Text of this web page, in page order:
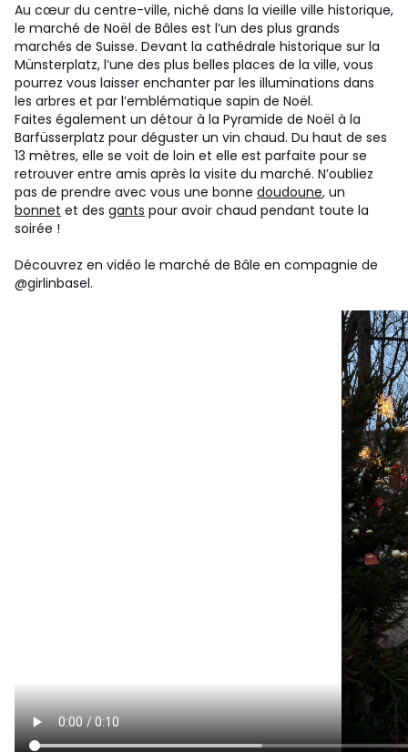
Au cœur du centre-ville, niché dans la vieille ville historique,
le marché de Noël de Bâles est l’un des plus grands
marchés de Suisse. Devant la cathédrale historique sur la
Münsterplatz, l’une des plus belles places de la ville, vous
pourrez vous laisser enchanter par les illuminations dans
les arbres et par l’emblématique sapin de Noël.
Faites également un détour à la Pyramide de Noël à la
Barfüsserplatz pour déguster un vin chaud. Du haut de ses
13 mètres, elle se voit de loin et elle est parfaite pour se
retrouver entre amis après la visite du marché. N’oubliez
pas de prendre avec vous une bonne doudoune, un
bonnet et des gants pour avoir chaud pendant toute la
soirée !
Découvrez en vidéo le marché de Bâle en compagnie de
@girlinbasel.